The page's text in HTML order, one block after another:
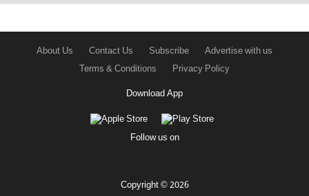
About Us Contact Us Subscribe
Advertise with us
Terms & Conditions
Privacy Policy
Download App
Follow us on
Copyright © 2026